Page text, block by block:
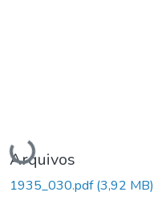
Carregando...
Arquivos
1935_030.pdf(3,92 MB)